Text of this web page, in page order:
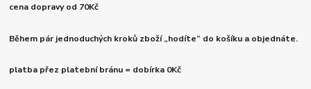
cena dopravy od 70Kč
Během pár jednoduchých kroků zboží „hodíte“ do košíku a objednáte.
platba přez platební bránu = dobírka 0Kč